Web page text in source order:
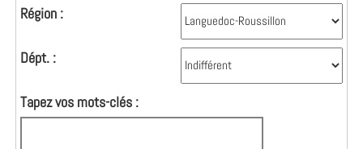
Région :
Dépt. :
Tapez vos mots-clés :